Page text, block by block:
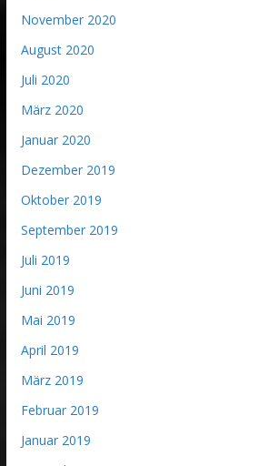
November 2020
August 2020
Juli 2020
März 2020
Januar 2020
Dezember 2019
Oktober 2019
September 2019
Juli 2019
Juni 2019
Mai 2019
April 2019
März 2019
Februar 2019
Januar 2019